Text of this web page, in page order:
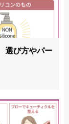
選び方やパー